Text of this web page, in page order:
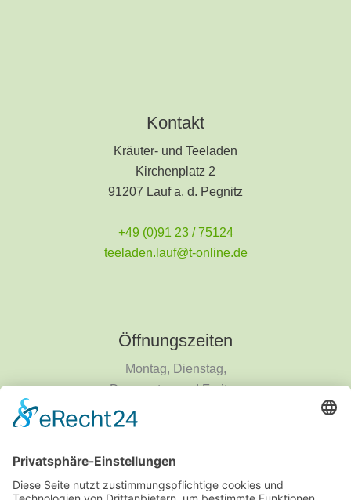
Kontakt
Kräuter- und Teeladen
Kirchenplatz 2
91207 Lauf a. d. Pegnitz
+49 (0)91 23 / 75124
teeladen.lauf@t-online.de
Öffnungszeiten
Montag, Dienstag,
Donnerstag und Freitag
9 - 14 Uhr